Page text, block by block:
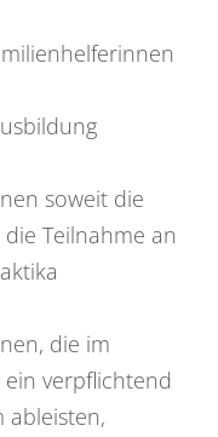
soweit die
Teilnahme an
die im
verpflichtend
ableisten,